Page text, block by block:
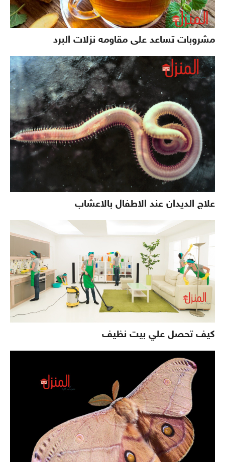
مشروبات تساعد على مقاومه نزلات البرد
علاج الديدان عند الاطفال بالاعشاب
كيف تحصل علي بيت نظيف